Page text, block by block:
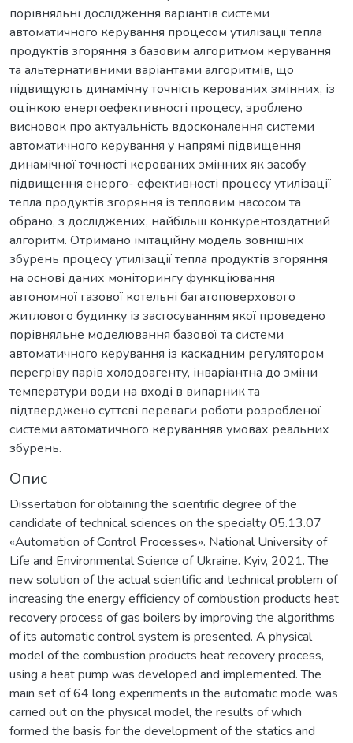
порівняльні дослідження варіантів системи
автоматичного керування процесом утилізації тепла
продуктів згоряння з базовим алгоритмом керування
та альтернативними варіантами алгоритмів, що
підвищують динамічну точність керованих змінних, із
оцінкою енергоефективності процесу, зроблено
висновок про актуальність вдосконалення системи
автоматичного керування у напрямі підвищення
динамічної точності керованих змінних як засобу
підвищення енерго- ефективності процесу утилізації
тепла продуктів згоряння із тепловим насосом та
обрано, з досліджених, найбільш конкурентоздатний
алгоритм. Отримано імітаційну модель зовнішніх
збурень процесу утилізації тепла продуктів згоряння
на основі даних моніторингу функціювання
автономної газової котельні багатоповерхового
житлового будинку із застосуванням якої проведено
порівняльне моделювання базової та системи
автоматичного керування із каскадним регулятором
перегріву парів холодоагенту, інваріантна до зміни
температури води на вході в випарник та
підтверджено суттєві переваги роботи розробленої
системи автоматичного керуванняв умовах реальних
збурень.
Опис
Dissertation for obtaining the scientific degree of the
candidate of technical sciences on the specialty 05.13.07
«Automation of Control Processes». National University of
Life and Environmental Science of Ukraine. Kyiv, 2021. The
new solution of the actual scientific and technical problem of
increasing the energy efficiency of combustion products heat
recovery process of gas boilers by improving the algorithms
of its automatic control system is presented. A physical
model of the combustion products heat recovery process,
using a heat pump was developed and implemented. The
main set of 64 long experiments in the automatic mode was
carried out on the physical model, the results of which
formed the basis for the development of the statics and